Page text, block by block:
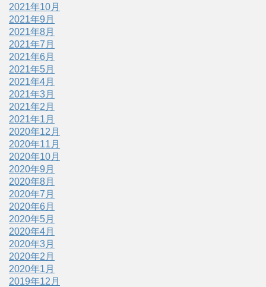
2021年10月
2021年9月
2021年8月
2021年7月
2021年6月
2021年5月
2021年4月
2021年3月
2021年2月
2021年1月
2020年12月
2020年11月
2020年10月
2020年9月
2020年8月
2020年7月
2020年6月
2020年5月
2020年4月
2020年3月
2020年2月
2020年1月
2019年12月